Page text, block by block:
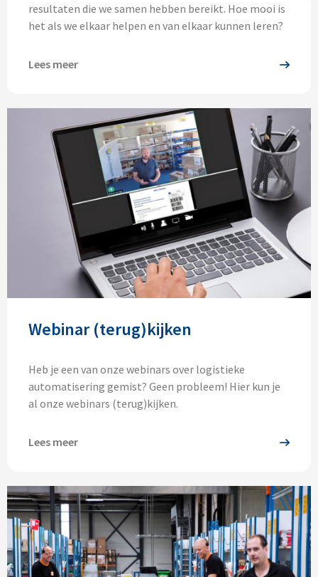
resultaten die we samen hebben bereikt. Hoe mooi is
het als we elkaar helpen en van elkaar kunnen leren?
Lees meer
Webinar (terug)kijken
Heb je een van onze webinars over logistieke
automatisering gemist? Geen probleem! Hier kun je
al onze webinars (terug)kijken.
Lees meer